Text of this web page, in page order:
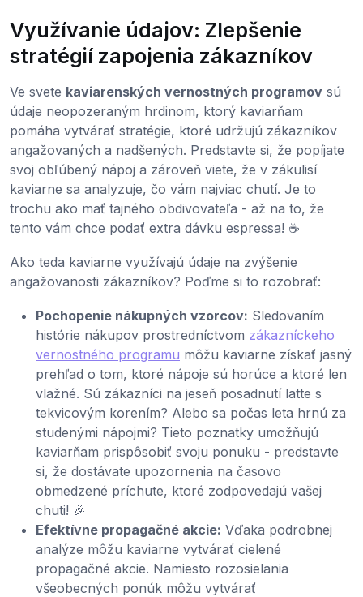
Využívanie údajov: Zlepšenie
stratégií zapojenia zákazníkov
Ve svete kaviarenských vernostných programov sú
údaje neopozeraným hrdinom, ktorý kaviarňam
pomáha vytvárať stratégie, ktoré udržujú zákazníkov
angažovaných a nadšených. Predstavte si, že popíjate
svoj obľúbený nápoj a zároveň viete, že v zákulisí
kaviarne sa analyzuje, čo vám najviac chutí. Je to
trochu ako mať tajného obdivovateľa - až na to, že
tento vám chce podať extra dávku espressa! ☕
Ako teda kaviarne využívajú údaje na zvýšenie
angažovanosti zákazníkov? Poďme si to rozobrať:
Pochopenie nákupných vzorcov: Sledovaním
histórie nákupov prostredníctvom zákazníckeho
vernostného programu môžu kaviarne získať jasný
prehľad o tom, ktoré nápoje sú horúce a ktoré len
vlažné. Sú zákazníci na jeseň posadnutí latte s
tekvicovým korením? Alebo sa počas leta hrnú za
studenými nápojmi? Tieto poznatky umožňujú
kaviarňam prispôsobiť svoju ponuku - predstavte
si, že dostávate upozornenia na časovo
obmedzené príchute, ktoré zodpovedajú vašej
chuti! 🎉
Efektívne propagačné akcie: Vďaka podrobnej
analýze môžu kaviarne vytvárať cielené
propagačné akcie. Namiesto rozosielania
všeobecných ponúk môžu vytvárať